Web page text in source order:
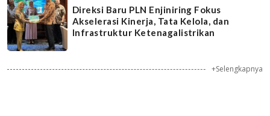
Direksi Baru PLN Enjiniring Fokus
Akselerasi Kinerja, Tata Kelola, dan
Infrastruktur Ketenagalistrikan
+Selengkapnya